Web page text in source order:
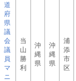
道
府
県
議
会
議
員
マ
ニ
当
山
勝
利
沖
縄
県
沖
縄
県
浦
添
市
区